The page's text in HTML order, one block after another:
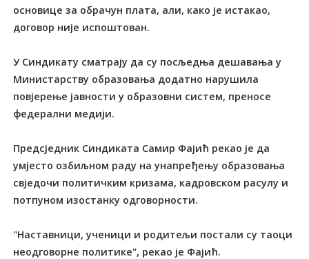
основице за обрачун плата, али, како је истакао,
договор није испоштован.
У Синдикату сматрају да су посљедња дешавања у
Министарству образовања додатно нарушила
повјерење јавности у образовни систем, преносе
федерални медији.
Предсједник Синдиката Самир Фајић рекао је да
умјесто озбиљном раду на унапређењу образовања
свједочи политичким кризама, кадровском расулу и
потпуном изостанку одговорности.
"Наставници, ученици и родитељи постали су таоци
неодговорне политике", рекао је Фајић.